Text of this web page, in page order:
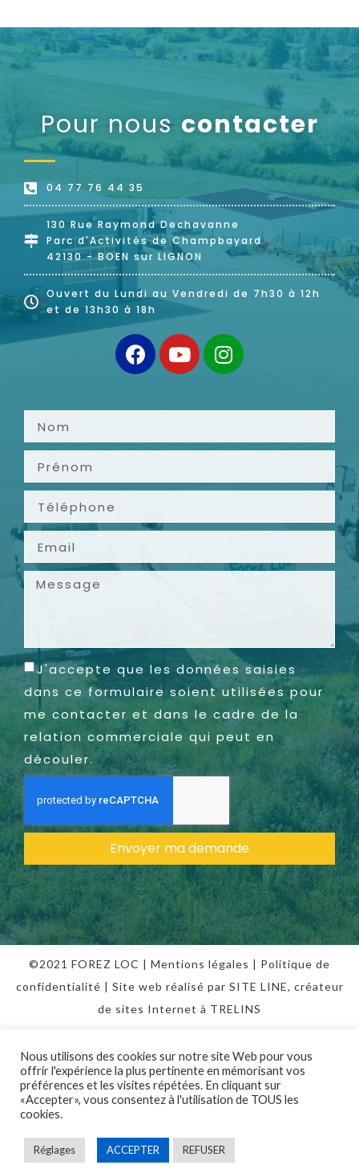
Pour nous contacter
04 77 76 44 35
130 Rue Raymond Dechavanne
Parc d'Activités de Champbayard
42130 - BOEN sur LIGNON
Ouvert du Lundi au Vendredi de 7h30 à 12h
et de 13h30 à 18h
J'accepte que les données saisies
dans ce formulaire soient utilisées pour
me contacter et dans le cadre de la
relation commerciale qui peut en
découler.
Envoyer ma demande
©2021 FOREZ LOC | Mentions légales | Politique de
confidentialité | Site web réalisé par SITE LINE, créateur
de sites Internet à TRELINS
Nous utilisons des cookies sur notre site Web pour vous
offrir l'expérience la plus pertinente en mémorisant vos
préférences et les visites répétées. En cliquant sur
«Accepter», vous consentez à l'utilisation de TOUS les
cookies.
Réglages ACCEPTER REFUSER